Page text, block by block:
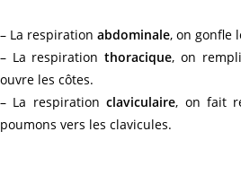
– La respiration abdominale, on gonfle
– La respirationthoracique, on
ouvre les côtes.
– La respirationclaviculaire, on fait
poumons vers les clavicules.